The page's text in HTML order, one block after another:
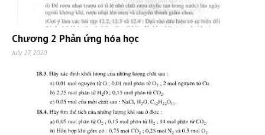
Chương 2 Phản ứng hóa học
July 27, 2020